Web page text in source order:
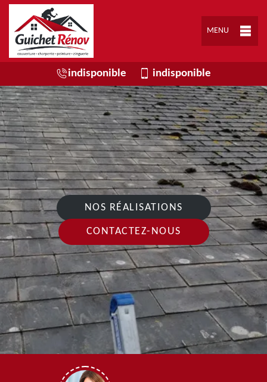
MENU
indisponible indisponible
NOS RÉALISATIONS
CONTACTEZ-NOUS